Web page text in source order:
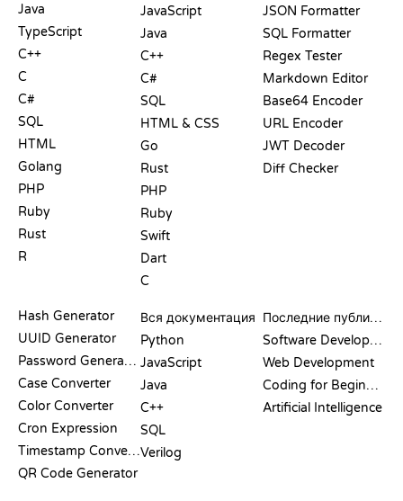
Java
TypeScript
C++
C
C#
SQL
HTML
Golang
PHP
Ruby
Rust
R
JavaScript
Java
C++
C#
SQL
HTML & CSS
Go
Rust
PHP
Ruby
Swift
Dart
C
JSON Formatter
SQL Formatter
Regex Tester
Markdown Editor
Base64 Encoder
URL Encoder
JWT Decoder
Diff Checker
Hash Generator
UUID Generator
Password Generator
Case Converter
Color Converter
Cron Expression
Timestamp Converter
QR Code Generator
Вся документация
Python
JavaScript
Java
C++
SQL
Verilog
Последние публикации
Software Development
Web Development
Coding for Beginners
Artificial Intelligence